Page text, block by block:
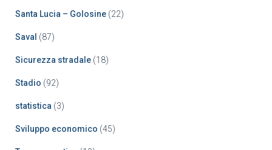
Santa Lucia – Golosine (22)
Saval (87)
Sicurezza stradale (18)
Stadio (92)
statistica (3)
Sviluppo economico (45)